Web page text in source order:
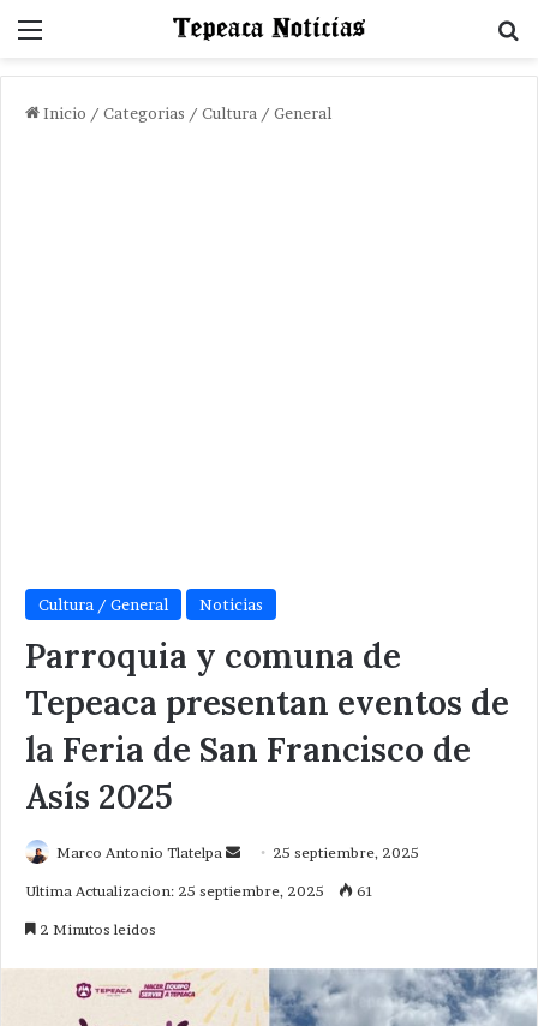
Menu
Inicio / Categorias / Cultura / General
Cultura / General Noticias
Parroquia y comuna de
Tepeaca presentan eventos de
la Feria de San Francisco de
Asís 2025
Marco Antonio Tlatelpa
Send 25 septiembre, 2025
Ultima Actualizacion: 25 septiembre, 2025 61
2 Minutos leidos